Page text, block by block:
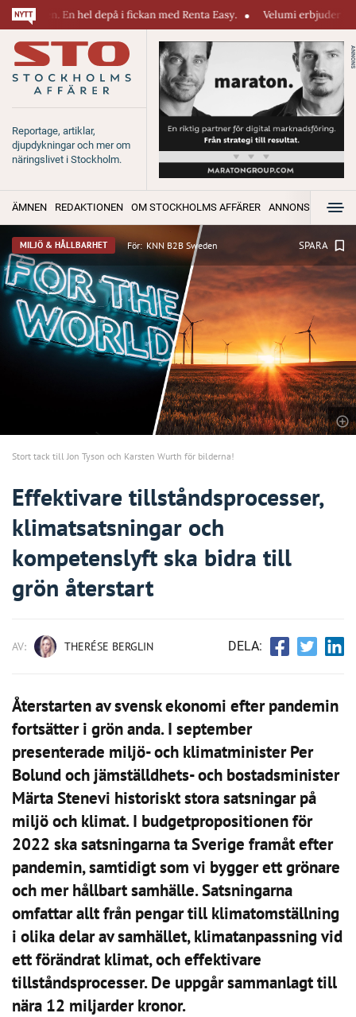
hel depå i fickan med Renta Easy. Velumi erbjuder ett
Reportage, artiklar,
djupdykningar och mer om
näringslivet i Stockholm.
ANNONS
ÄMNEN REDAKTIONEN OM STOCKHOLMS AFFÄRER ANNONSERA
MILJÖ & HÅLLBARHET För: KNN B2B Sweden SPARA
Stort tack till Jon Tyson och Karsten Wurth för bilderna!
Effektivare tillståndsprocesser,
klimatsatsningar och
kompetenslyft ska bidra till
grön återstart
AV: THERÉSE BERGLIN DELA:
Återstarten av svensk ekonomi efter pandemin
fortsätter i grön anda. I september
presenterade miljö- och klimatminister Per
Bolund och jämställdhets- och bostadsminister
Märta Stenevi historiskt stora satsningar på
miljö och klimat. I budgetpropositionen för
2022 ska satsningarna ta Sverige framåt efter
pandemin, samtidigt som vi bygger ett grönare
och mer hållbart samhälle. Satsningarna
omfattar allt från pengar till klimatomställning
i olika delar av samhället, klimatanpassning vid
ett förändrat klimat, och effektivare
tillståndsprocesser. De uppgår sammanlagt till
nära 12 miljarder kronor.